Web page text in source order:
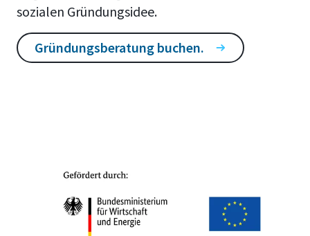
sozialen Gründungsidee.
Gründungsberatung buchen.